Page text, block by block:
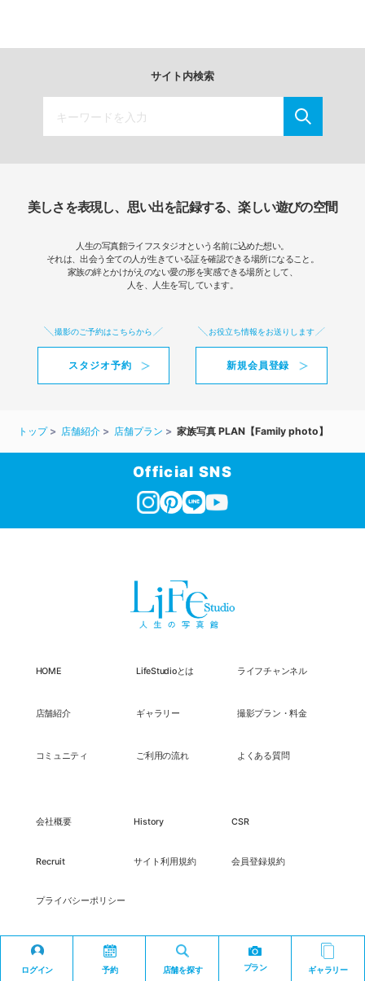
ログイン 予約 店舗を探す プラン ギャラリー
サイト内検索
美しさを表現し、思い出を記録する、楽しい遊びの空間
人生の写真館ライフスタジオという名前に込めた想い。
それは、出会う全ての人が生きている証を確認できる場所になること。
家族の絆とかけがえのない愛の形を実感できる場所として、
人を、人生を写しています。
撮影のご予約はこちらから
スタジオ予約
お役立ち情報をお送りします
新規会員登録
トップ 店舗紹介 店舗プラン 家族写真 PLAN【Family photo】
Official SNS
HOME LifeStudioとは ライフチャンネル
店舗紹介 ギャラリー 撮影プラン・料金
コミュニティ ご利用の流れ よくある質問
会社概要 History CSR
Recruit サイト利用規約 会員登録規約
プライバシーポリシー